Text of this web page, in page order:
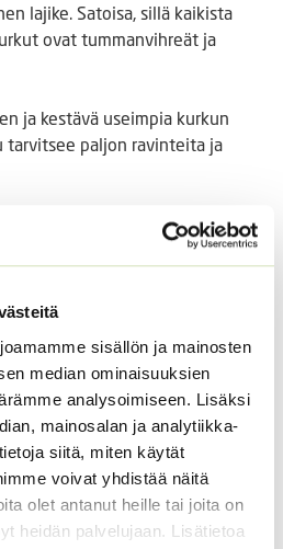
sisällön ja mainosten
median ominaisuuksien
analysoimiseen. Lisäksi
mainosalan ja analytiikka-
siitä, miten käytät
voivat yhdistää näitä
olet antanut heille tai joita on
heidän palvelujaan. Lisätietoa
lajike. Satoisa, sillä kaikista
ovat tummanvihreät ja
ja kestävä useimpia kurkun
tarvitsee paljon ravinteita ja
pakkas/hallaherkkä.
huhtikuussa.
noin 5 siementä.